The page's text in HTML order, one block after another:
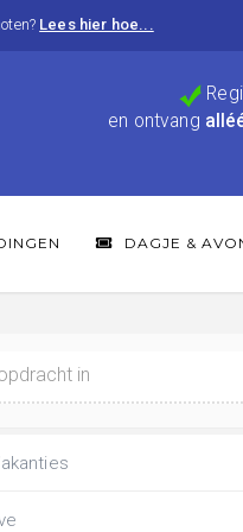
Lees hier hoe...
en ontvang
DAGJE &